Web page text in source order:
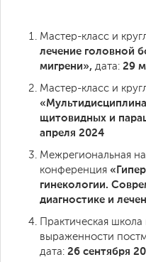
Мастер-класс и
лечение головной
мигрени», дата: 29
Мастер-класс и
щитовидных и
апреля 2024
Межрегиональная
конференция
гинекологии.
диагностике и
Практическая
выраженности
дата: 26 сентября